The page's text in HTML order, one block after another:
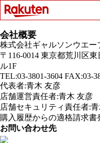
会社概要
株式会社ギャルソンウエー
〒116-0014 東京都荒川区
ル1F
TEL:03-3801-3604 FAX:03-
代表者:青木 友彦
店舗運営責任者:青木 友彦
店舗セキュリティ責任者:
購入履歴からの適格請求書
お問い合わせ先